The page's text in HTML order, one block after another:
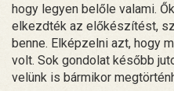
hogy legyen belőle valami.
elkezdték az előkészítést,
benne. Elképzelni azt, hogy
volt. Sok gondolat később
velünk is bármikor